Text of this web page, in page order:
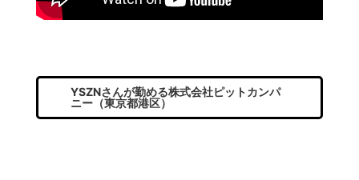
YSZNさんが勤める株式会社ピットカンパ
ニー（東京都港区）